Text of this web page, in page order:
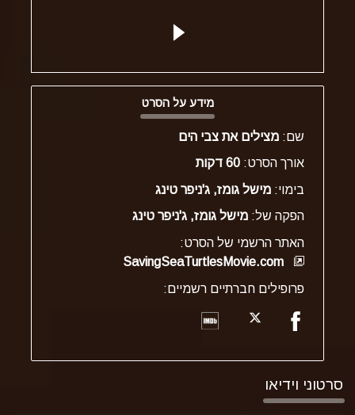
מידע על הסרט
שם: מצילים את צבי הים
אורך הסרט: 60 דקות
בימוי: מישל גומז, ג'ניפר טינג
הפקה של: מישל גומז, ג'ניפר טינג
האתר הרשמי של הסרט:
SavingSeaTurtlesMovie.com
פרופילים חברתיים רשמיים:
סרטוני וידיאו